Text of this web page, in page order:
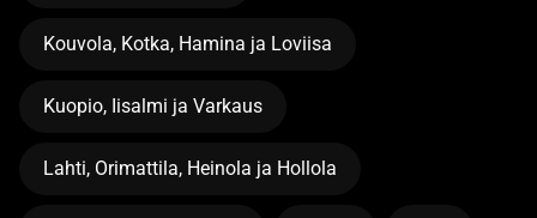
Kouvola, Kotka, Hamina ja Loviisa
Kuopio, Iisalmi ja Varkaus
Lahti, Orimattila, Heinola ja Hollola